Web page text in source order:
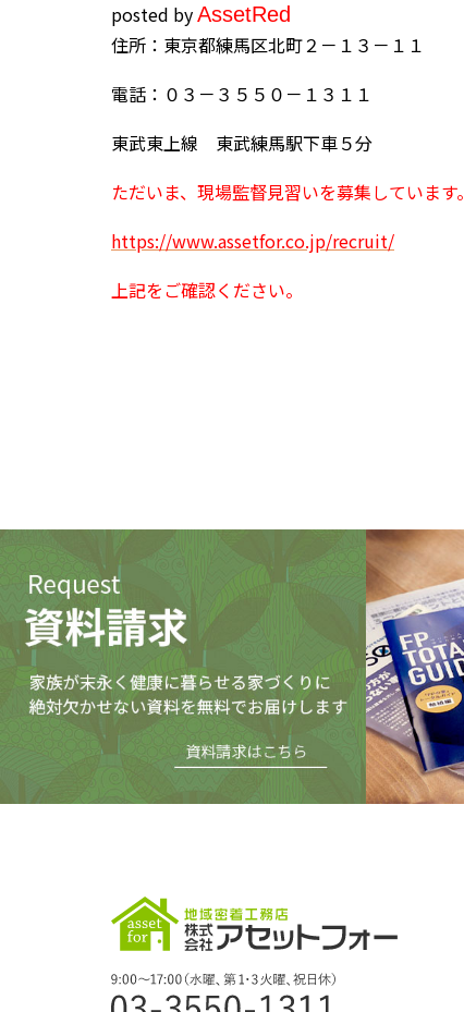
posted byAssetRed
住所：東京都練馬区北町２－１３－１１
電話：０３－３５５０－１３１１
東武東上線 東武練馬駅下車５分
ただいま、現場監督見習いを募集しています。
https://www.assetfor.co.jp/recruit/
上記をご確認ください。